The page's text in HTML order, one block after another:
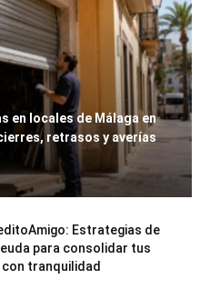
en locales de Málaga en
retrasos y averías
Estrategias de
para consolidar tus
tranquilidad